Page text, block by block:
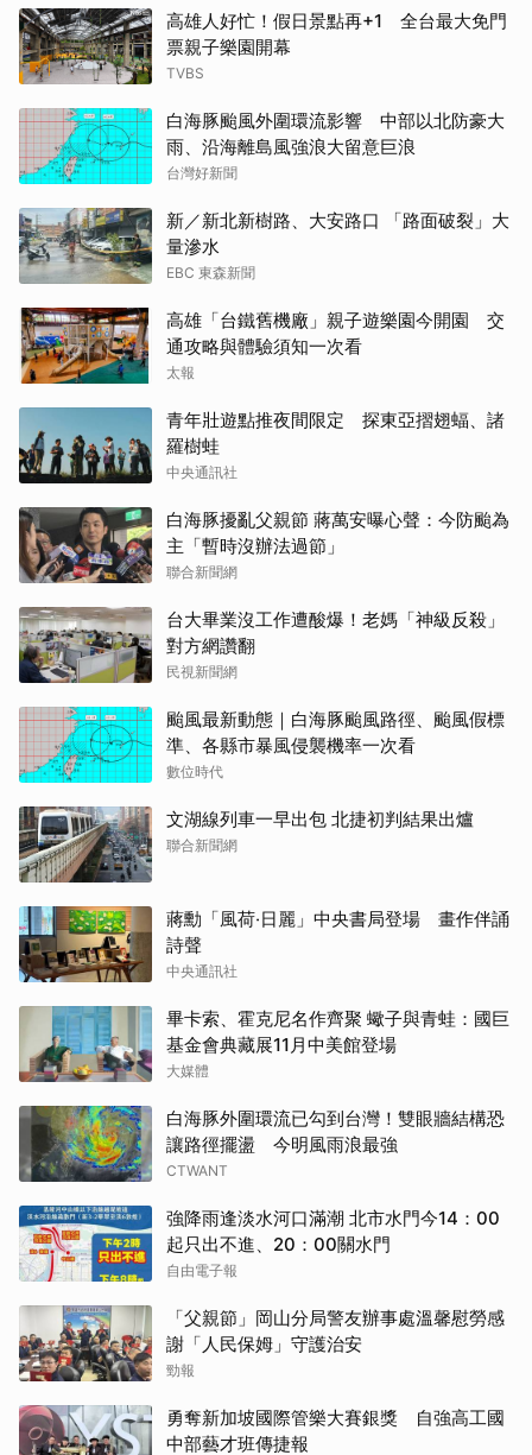
高雄人好忙！假日景點再+1 全台最大免門
票親子樂園開幕
TVBS
白海豚颱風外圍環流影響 中部以北防豪大
雨、沿海離島風強浪大留意巨浪
台灣好新聞
新／新北新樹路、大安路口 「路面破裂」大
量滲水
EBC 東森新聞
高雄「台鐵舊機廠」親子遊樂園今開園 交
通攻略與體驗須知一次看
太報
青年壯遊點推夜間限定 探東亞摺翅蝠、諸
羅樹蛙
中央通訊社
白海豚擾亂父親節 蔣萬安曝心聲：今防颱為
主「暫時沒辦法過節」
聯合新聞網
台大畢業沒工作遭酸爆！老媽「神級反殺」
對方網讚翻
民視新聞網
颱風最新動態｜白海豚颱風路徑、颱風假標
準、各縣市暴風侵襲機率一次看
數位時代
文湖線列車一早出包 北捷初判結果出爐
聯合新聞網
蔣勳「風荷‧日麗」中央書局登場 畫作伴誦
詩聲
中央通訊社
畢卡索、霍克尼名作齊聚 蠍子與青蛙：國巨
基金會典藏展11月中美館登場
大媒體
白海豚外圍環流已勾到台灣！雙眼牆結構恐
讓路徑擺盪 今明風雨浪最強
CTWANT
強降雨逢淡水河口滿潮 北市水門今14：00
起只出不進、20：00關水門
自由電子報
「父親節」岡山分局警友辦事處溫馨慰勞感
謝「人民保姆」守護治安
勁報
勇奪新加坡國際管樂大賽銀獎 自強高工國
中部藝才班傳捷報